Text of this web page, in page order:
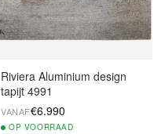
Riviera Aluminium design
tapijt 4991
VANAF€6.990
OP VOORRAAD